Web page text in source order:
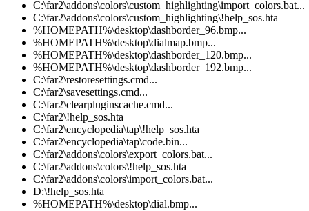
C:\far2\addons\colors\custom_highlighting\import_colors.bat...
C:\far2\addons\colors\custom_highlighting\!help_sos.hta
%HOMEPATH%\desktop\dashborder_96.bmp...
%HOMEPATH%\desktop\dialmap.bmp...
%HOMEPATH%\desktop\dashborder_120.bmp...
%HOMEPATH%\desktop\dashborder_192.bmp...
C:\far2\restoresettings.cmd...
C:\far2\savesettings.cmd...
C:\far2\clearpluginscache.cmd...
C:\far2\!help_sos.hta
C:\far2\encyclopedia\tap\!help_sos.hta
C:\far2\encyclopedia\tap\code.bin...
C:\far2\addons\colors\export_colors.bat...
C:\far2\addons\colors\!help_sos.hta
C:\far2\addons\colors\import_colors.bat...
D:\!help_sos.hta
%HOMEPATH%\desktop\dial.bmp...